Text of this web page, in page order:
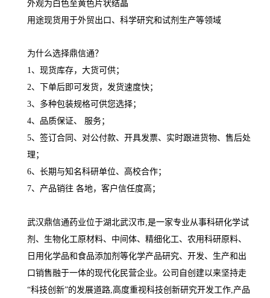
外观为白色至黄色片状结晶
用途现货用于外贸出口、科学研究和试剂生产等领域
为什么选择鼎信通？
1、现货库存，大货可供；
2、下单后即可发货，发货速度快；
3、多种包装规格可供您选择；
4、品质保证、 服务；
5、签订合同、对公付款、开具发票、实时跟进货物、售后处
理；
6、长期与知名科研单位、高校合作；
7、产品销往 各地，客户信任度高；
武汉鼎信通药业位于湖北武汉市,是一家专业从事科研化学试
剂、生物化工原材料、中间体、精细化工、农用科研原料、
日用化学品和食品添加剂等化学产品研究、开发、生产和出
口销售融于一体的现代化民营企业。公司自创建以来坚持走
“科技创新”的发展道路,高度重视科技创新研究开发工作,产品